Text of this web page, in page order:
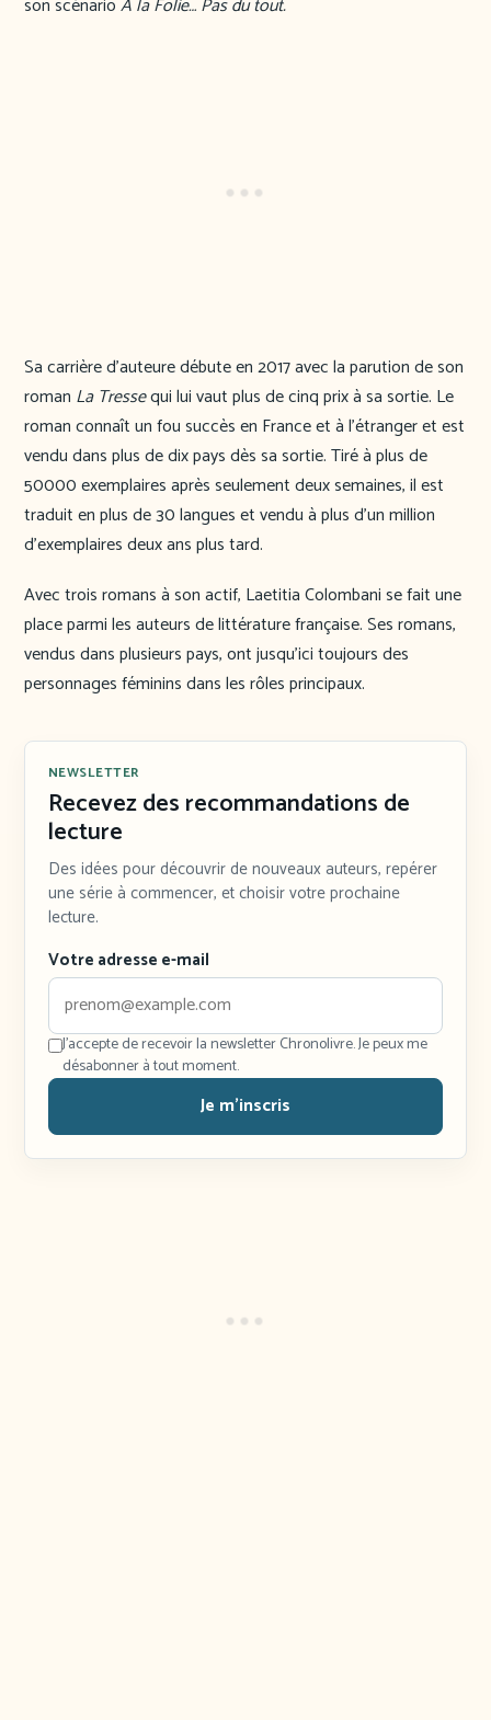
Sa carrière d’auteure débute en 2017 avec la parution de son
roman La Tressequi lui vaut plus de cinq prix à sa sortie. Le
roman connaît un fou succès en France et à l’étranger et est
vendu dans plus de dix pays dès sa sortie. Tiré à plus de
50000 exemplaires après seulement deux semaines, il est
traduit en plus de 30 langues et vendu à plus d’un million
d’exemplaires deux ans plus tard.
Avec trois romans à son actif, Laetitia Colombani se fait une
place parmi les auteurs de littérature française. Ses romans,
vendus dans plusieurs pays, ont jusqu’ici toujours des
personnages féminins dans les rôles principaux.
NEWSLETTER
Recevez des recommandations de
lecture
Des idées pour découvrir de nouveaux auteurs, repérer
une série à commencer, et choisir votre prochaine
lecture.
Votre adresse e-mail
J'accepte de recevoir la newsletter Chronolivre. Je peux me
désabonner à tout moment.